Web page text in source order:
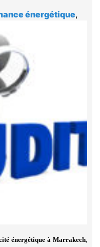
énergétique,
énergétique à Marrakech,